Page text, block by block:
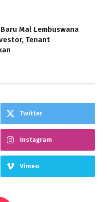
Mal Lembuswana
Tenant
Twitter
Instagram
Vimeo